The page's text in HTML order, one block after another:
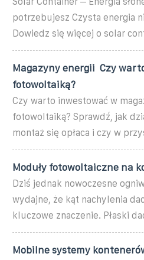
potrzebujesz Czysta energia
Dowiedz się więcej o solar
Magazyny energii ️ Czy
fotowoltaiką?
Czy warto inwestować w
fotowoltaiką? Sprawdź, jak
montaż się opłaca i czy w
Moduły fotowoltaiczne na
Dziś jednak nowoczesne
wydajne, że kąt nachylenia
kluczowe znaczenie. Płaski
Mobilne systemy